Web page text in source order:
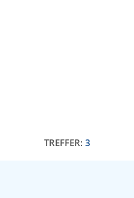
TREFFER: 3